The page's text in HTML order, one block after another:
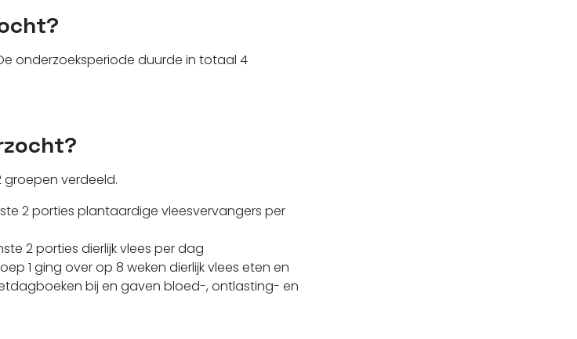
onderzoeksperiode duurde in totaal 4
groepen verdeeld.
2 porties plantaardige vleesvervangers per
2 porties dierlijk vlees per dag
1 ging over op 8 weken dierlijk vlees eten en
bij en gaven bloed-, ontlasting- en